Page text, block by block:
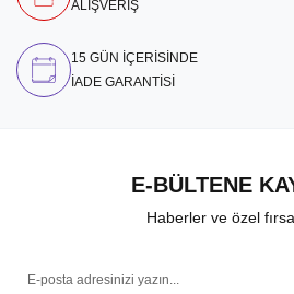
ALIŞVERİŞ
15 GÜN İÇERİSİNDE
İADE GARANTİSİ
E-BÜLTENE
Haberler ve özel